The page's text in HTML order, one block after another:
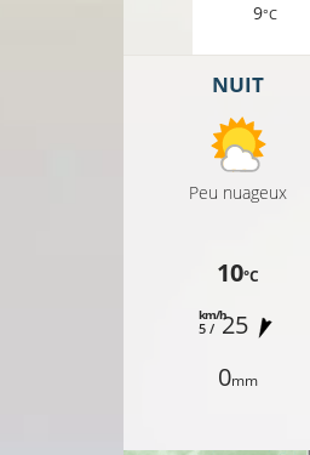
9°C
NUIT
Peu nuageux
10°C
5 /
km/h25
0mm